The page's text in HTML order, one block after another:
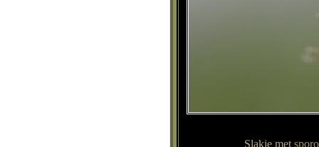
Slakje met